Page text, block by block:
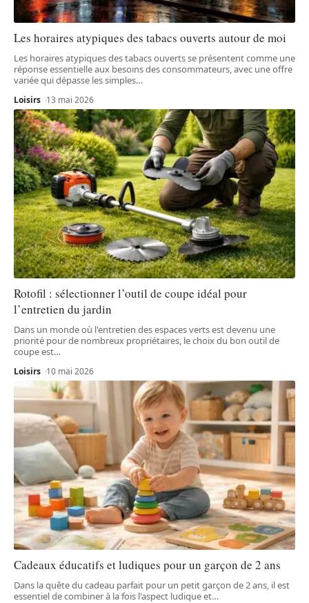
Les horaires atypiques des tabacs ouverts autour de moi
Les horaires atypiques des tabacs ouverts se présentent comme une
réponse essentielle aux besoins des consommateurs, avec une offre
variée qui dépasse les simples…
Loisirs 13 mai 2026
Rotofil : sélectionner l’outil de coupe idéal pour
l’entretien du jardin
Dans un monde où l'entretien des espaces verts est devenu une
priorité pour de nombreux propriétaires, le choix du bon outil de
coupe est…
Loisirs 10 mai 2026
Cadeaux éducatifs et ludiques pour un garçon de 2 ans
Dans la quête du cadeau parfait pour un petit garçon de 2 ans, il est
essentiel de combiner à la fois l'aspect ludique et…